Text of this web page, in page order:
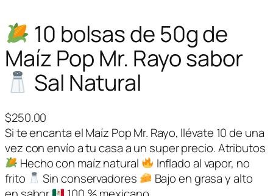
10 bolsas de 50g de
Maíz Pop Mr. Rayo sabor
Sal Natural
$250.00
Si te encanta el Maíz Pop Mr. Rayo, llévate 10 de una
vez con envío a tu casa a un super precio. Atributos
Hecho con maíz natural
Inflado al vapor, no
frito
Sin conservadores
Bajo en grasa y alto